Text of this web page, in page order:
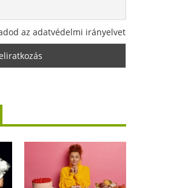
az adatvédelmi irányelvet